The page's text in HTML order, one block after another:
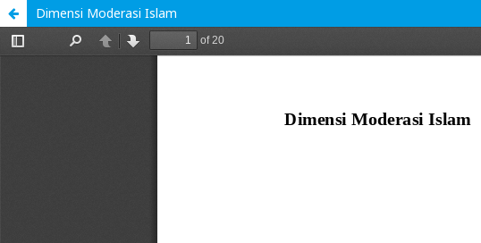
Dimensi Moderasi Islam